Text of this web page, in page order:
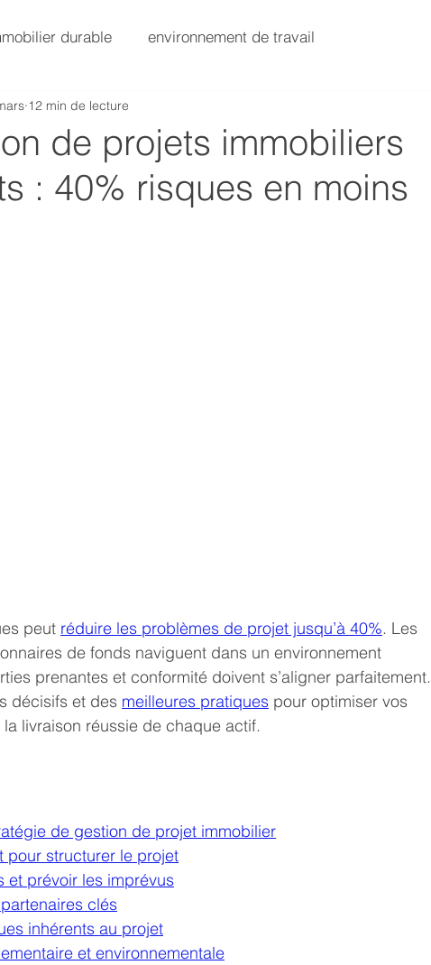
durable environnement de travail
Immobilier
de projets immobiliers
: 40% risques en moins
12 min de lecture
peut réduire les problèmes de projet jusqu’à 40%. Les
de fonds naviguent dans un environnement
prenantes et conformité doivent s’aligner parfaitement.
décisifs et des meilleures pratiques pour optimiser vos
livraison réussie de chaque actif.
de gestion de projet immobilier
pour structurer le projet
et prévoir les imprévus
clés
inhérents au projet
et environnementale